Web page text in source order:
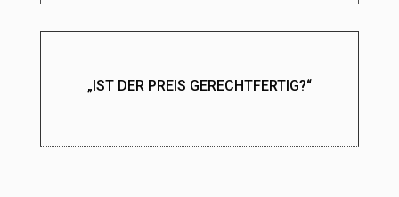
„IST DER PREIS GERECHTFERTIG?“